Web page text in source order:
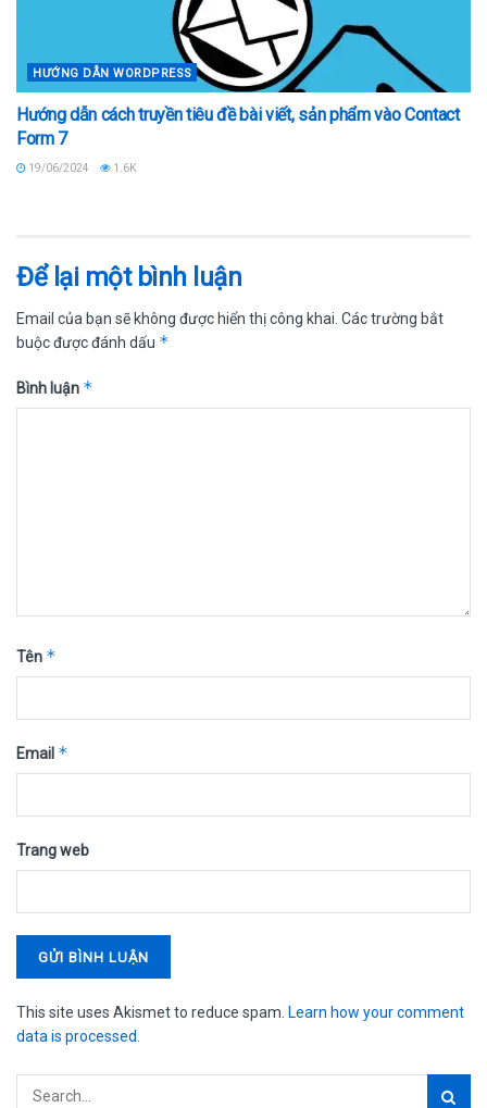
HƯỚNG DẪN WORDPRESS
Hướng dẫn cách truyền tiêu đề bài viết, sản phẩm vào Contact
Form 7
19/06/2024 1.6K
Để lại một bình luận
Email của bạn sẽ không được hiển thị công khai. Các trường bắt
buộc được đánh dấu *
Bình luận *
Tên *
Email *
Trang web
This site uses Akismet to reduce spam. Learn how your comment
data is processed.